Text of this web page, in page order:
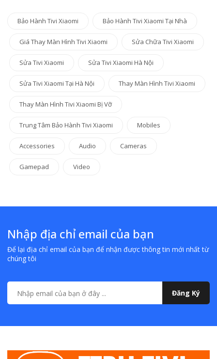
Bảo Hành Tivi Xiaomi Bảo Hành Tivi Xiaomi Tại Nhà
Giá Thay Màn Hình Tivi Xiaomi Sửa Chữa Tivi Xiaomi
Sửa Tivi Xiaomi Sửa Tivi Xiaomi Hà Nội
Sửa Tivi Xiaomi Tại Hà Nội Thay Màn Hình Tivi Xiaomi
Thay Màn Hình Tivi Xiaomi Bị Vỡ
Trung Tâm Bảo Hành Tivi Xiaomi Mobiles
Accessories Audio Cameras
Gamepad Video
Nhập địa chỉ email của bạn
Để lại địa chỉ email của bạn để nhận được thông tin mới nhất từ
chúng tôi
Đăng Ký